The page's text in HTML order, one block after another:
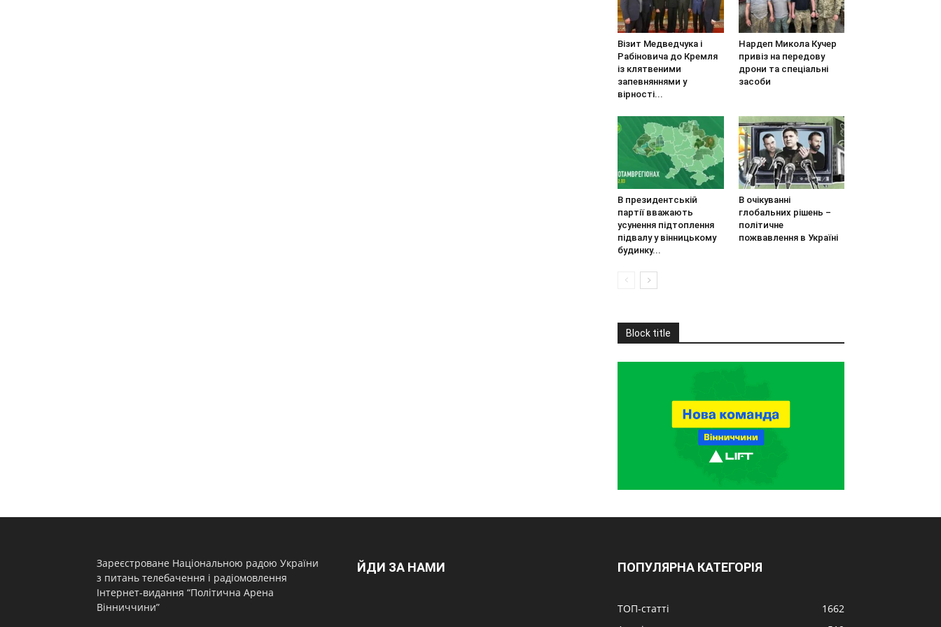
Візит Медведчука і
Рабіновича до Кремля
із клятвеними
запевняннями у
вірності...
Нардеп Микола Кучер
привіз на передову
дрони та спеціальні
засоби
В президентській
партії вважають
усунення підтоплення
підвалу у вінницькому
будинку...
В очікуванні
глобальних рішень –
політичне
пожвавлення в Україні
Block title
Зареєстроване Національною радою України
з питань телебачення і радіомовлення
Інтернет-видання “Політична Арена
Вінниччини”
ЙДИ ЗА НАМИ ПОПУЛЯРНА КАТЕГОРІЯ
ТОП-статті
1662